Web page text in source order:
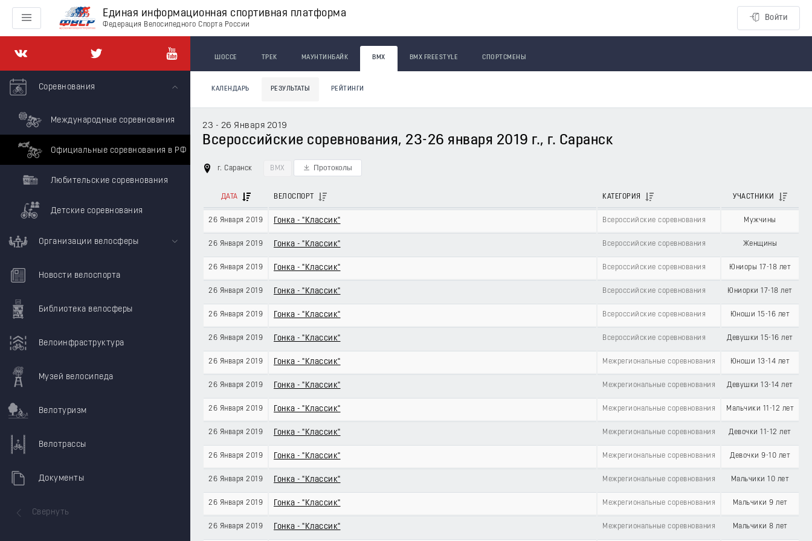
Единая информационная спортивная платформа
Федерация Велосипедного Спорта России
Войти
Соревнования
Международные соревнования
Официальные соревнования в РФ
Любительские соревнования
Детские соревнования
Организации велосферы
Новости велоспорта
Библиотека велосферы
Велоинфраструктура
Музей велосипеда
Велотуризм
Велотрассы
Документы
Свернуть
ШОССЕ ТРЕК МАУНТИНБАЙК BMX BMX FREESTYLE СПОРТСМЕНЫ
КАЛЕНДАРЬ РЕЗУЛЬТАТЫ РЕЙТИНГИ
23 - 26 Января 2019
Всероссийские соревнования, 23-26 января 2019 г., г. Саранск
г. Саранск BMX Протоколы
ДАТА ВЕЛОСПОРТ КАТЕГОРИЯ УЧАСТНИКИ
26 Января 2019 Гонка - "Классик" Всероссийские соревнования Мужчины
26 Января 2019 Гонка - "Классик" Всероссийские соревнования Женщины
26 Января 2019 Гонка - "Классик" Всероссийские соревнования Юниоры 17-18 лет
26 Января 2019 Гонка - "Классик" Всероссийские соревнования Юниорки 17-18 лет
26 Января 2019 Гонка - "Классик" Всероссийские соревнования Юноши 15-16 лет
26 Января 2019 Гонка - "Классик" Всероссийские соревнования Девушки 15-16 лет
26 Января 2019 Гонка - "Классик" Межрегиональные соревнования Юноши 13-14 лет
26 Января 2019 Гонка - "Классик" Межрегиональные соревнования Девушки 13-14 лет
26 Января 2019 Гонка - "Классик" Межрегиональные соревнования Мальчики 11-12 лет
26 Января 2019 Гонка - "Классик" Межрегиональные соревнования Девочки 11-12 лет
26 Января 2019 Гонка - "Классик" Межрегиональные соревнования Девочки 9-10 лет
26 Января 2019 Гонка - "Классик" Межрегиональные соревнования Мальчики 10 лет
26 Января 2019 Гонка - "Классик" Межрегиональные соревнования Мальчики 9 лет
26 Января 2019 Гонка - "Классик" Межрегиональные соревнования Мальчики 8 лет